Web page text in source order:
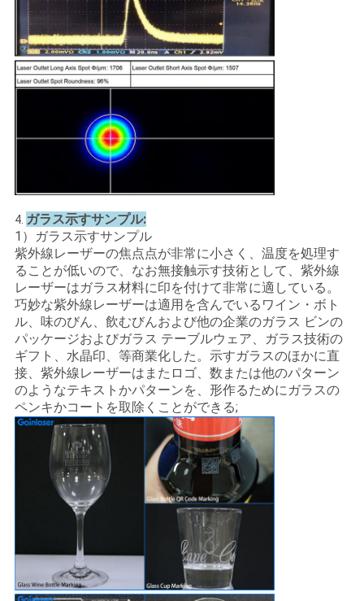
4. ガラス示すサンプル:
1）ガラス示すサンプル
紫外線レーザーの焦点点が非常に小さく、温度を処理す
ることが低いので、なお無接触示す技術として、紫外線
レーザーはガラス材料に印を付けて非常に適している。
巧妙な紫外線レーザーは適用を含んでいるワイン・ボト
ル、味のびん、飲むびんおよび他の企業のガラス ビンの
パッケージおよびガラス テーブルウェア、ガラス技術の
ギフト、水晶印、等商業化した。示すガラスのほかに直
接、紫外線レーザーはまたロゴ、数または他のパターン
のようなテキストかパターンを、形作るためにガラスの
ペンキかコートを取除くことができる;